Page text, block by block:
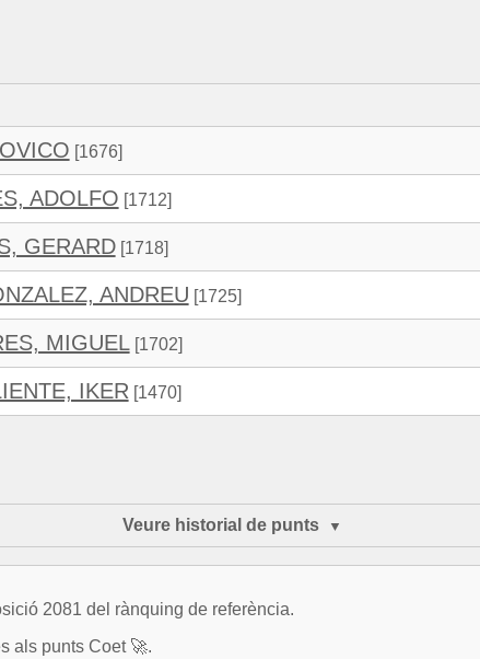
[1676]
ADOLFO [1712]
GERARD[1718]
ANDREU [1725]
MIGUEL[1702]
IKER [1470]
Veure historial de punts
2081 del rànquing de referència.
als punts Coet 🚀.